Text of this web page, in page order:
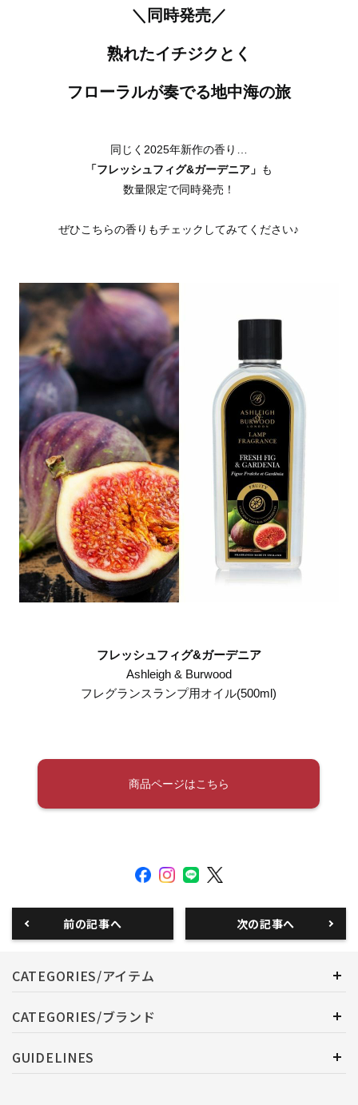
＼同時発売／
熟れたイチジクとく
フローラルが奏でる地中海の旅
同じく2025年新作の香り…
「フレッシュフィグ&ガーデニア」 も
数量限定で同時発売！
ぜひこちらの香りもチェックしてみてください♪
フレッシュフィグ&ガーデニア
Ashleigh & Burwood
フレグランスランプ用オイル(500ml)
商品ページはこちら
前の記事へ 次の記事へ
CATEGORIES/アイテム
CATEGORIES/ブランド
GUIDELINES